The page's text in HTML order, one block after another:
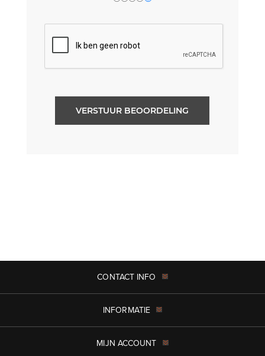
VERSTUUR BEOORDELING
CONTACT INFO
INFORMATIE
MIJN ACCOUNT